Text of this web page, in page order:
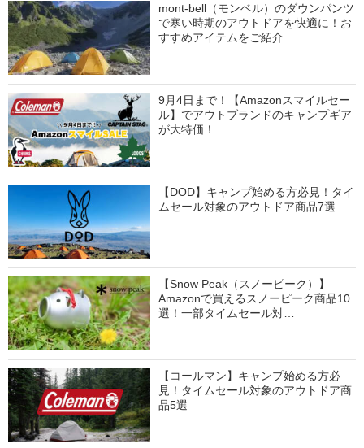
mont-bell（モンベル）のダウンパンツ
で寒い時期のアウトドアを快適に！お
すすめアイテムをご紹介
9月4日まで！【Amazonスマイルセー
ル】でアウトブランドのキャンプギア
が大特価！
【DOD】キャンプ始める方必見！タイ
ムセール対象のアウトドア商品7選
【Snow Peak（スノーピーク）】
Amazonで買えるスノーピーク商品10
選！一部タイムセール対…
【コールマン】キャンプ始める方必
見！タイムセール対象のアウトドア商
品5選